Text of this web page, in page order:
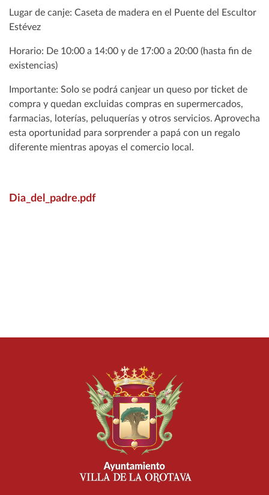
Lugar de canje: Caseta de madera en el Puente del Escultor
Estévez
Horario: De 10:00 a 14:00 y de 17:00 a 20:00 (hasta fin de
existencias)
Importante: Solo se podrá canjear un queso por ticket de
compra y quedan excluidas compras en supermercados,
farmacias, loterías, peluquerías y otros servicios. Aprovecha
esta oportunidad para sorprender a papá con un regalo
diferente mientras apoyas el comercio local.
Dia_del_padre.pdf